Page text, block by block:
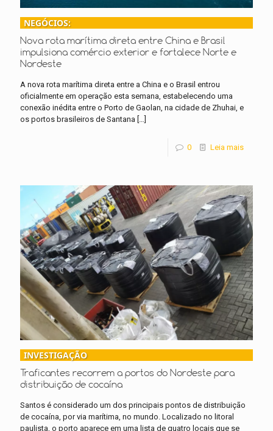
NEGÓCIOS:
Nova rota marítima direta entre China e Brasil
impulsiona comércio exterior e fortalece Norte e
Nordeste
A nova rota marítima direta entre a China e o Brasil entrou
oficialmente em operação esta semana, estabelecendo uma
conexão inédita entre o Porto de Gaolan, na cidade de Zhuhai, e
os portos brasileiros de Santana […]
0 Leia mais
INVESTIGAÇÃO
Traficantes recorrem a portos do Nordeste para
distribuição de cocaína
Santos é considerado um dos principais pontos de distribuição
de cocaína, por via marítima, no mundo. Localizado no litoral
paulista, o porto aparece em uma lista de quatro locais que se